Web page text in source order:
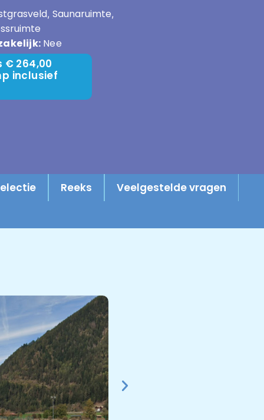
, Saunaruimte,
Nee
264,00
inclusief
Reeks Veelgestelde vragen